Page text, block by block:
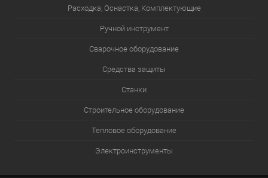
Расходка, Оснастка, Комплектующие
Ручной инструмент
Сварочное оборудование
Средства защиты
Станки
Строительное оборудование
Тепловое оборудование
Электроинструменты